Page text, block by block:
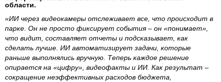
области.
«ИИ через видеокамеры отслеживает все, что происходит в
парке. Он не просто фиксирует события – он «понимает»,
что видит, составляет отчеты и подсказывает, как
сделать лучше. ИИ автоматизирует задачи, которые
раньше выполнялись вручную. Теперь каждое решение
опирается на «цифру», видеофакты и ИИ. Как результат –
сокращение неэффективных расходов бюджета,